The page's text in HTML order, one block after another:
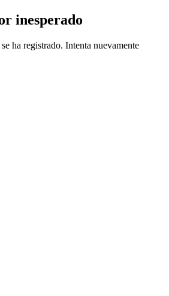
inesperado
ha registrado. Intenta nuevamente